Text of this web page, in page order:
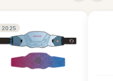
2025